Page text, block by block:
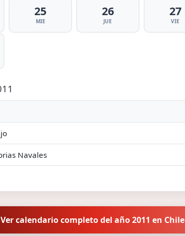
25
MIE
26
JUE
27
VIE
Navales
Ver calendario completo del año 2011 en Chile